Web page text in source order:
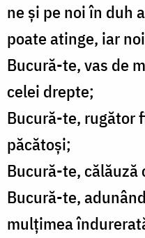
ne și pe noi în duh
poate atinge, iar
Bucură-te, vas de
celei drepte;
Bucură-te, rugător
păcătoși;
Bucură-te, călăuză
Bucură-te,
mulțimea